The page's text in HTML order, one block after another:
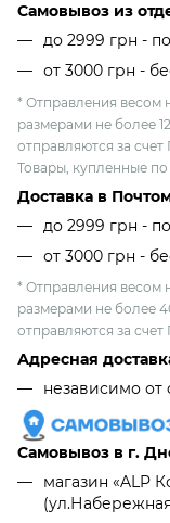
Самовывоз из
до 2999 грн -
от 3000 грн -
* Отправления весом
размерами не более
отправляются за
Товары, купленные по
Доставка в
до 2999 грн -
от 3000 грн -
* Отправления весом
размерами не более
отправляются за счет
Адресная
независимо
Самовывоз в г.
магазин «ALP